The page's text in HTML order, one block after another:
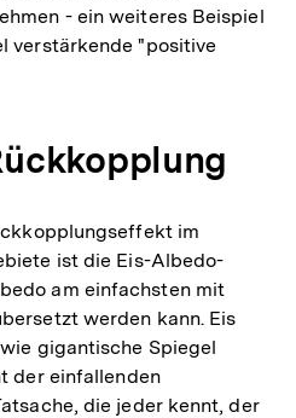
- ein weiteres Beispiel
verstärkende "positive
im
ist die Eis-Albedo-
am einfachsten mit
werden kann. Eis
gigantische Spiegel
der einfallenden
die jeder kennt, der